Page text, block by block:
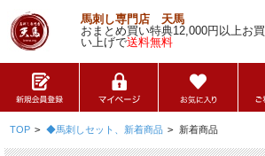
馬刺し専門店 天馬
おまとめ買い特典12,000円以上お買
い上げで送料無料
TOP > ◆馬刺しセット、新着商品 > 新着商品